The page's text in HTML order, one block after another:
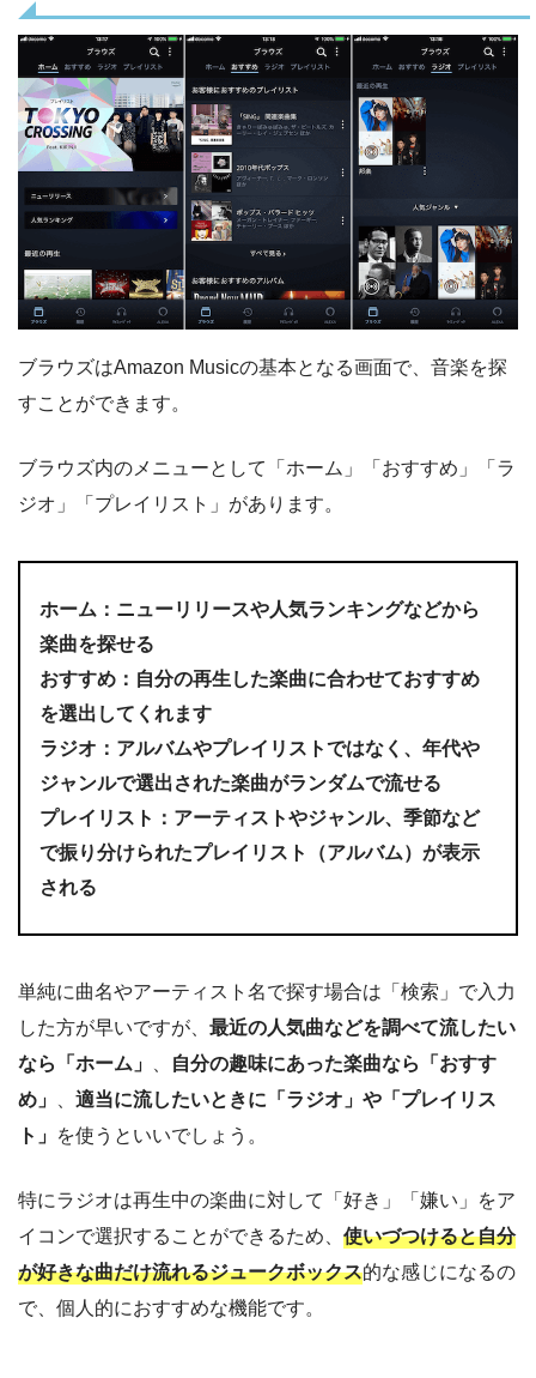
ブラウズはAmazon Musicの基本となる画面で、音楽を探
すことができます。
ブラウズ内のメニューとして「ホーム」「おすすめ」「ラ
ジオ」「プレイリスト」があります。
ホーム：ニューリリースや人気ランキングなどから
楽曲を探せる
おすすめ：自分の再生した楽曲に合わせておすすめ
を選出してくれます
ラジオ：アルバムやプレイリストではなく、年代や
ジャンルで選出された楽曲がランダムで流せる
プレイリスト：アーティストやジャンル、季節など
で振り分けられたプレイリスト（アルバム）が表示
される
単純に曲名やアーティスト名で探す場合は「検索」で入力
した方が早いですが、 最近の人気曲などを調べて流したい
なら「ホーム」
自分の趣味にあった楽曲なら「おすす
め」
適当に流したいときに「ラジオ」や「プレイリス
ト」 を使うといいでしょう。
特にラジオは再生中の楽曲に対して「好き」「嫌い」をア
イコンで選択することができるため、 使いづつけると自分
が好きな曲だけ流れるジュークボックス的な感じになるの
で、個人的におすすめな機能です。